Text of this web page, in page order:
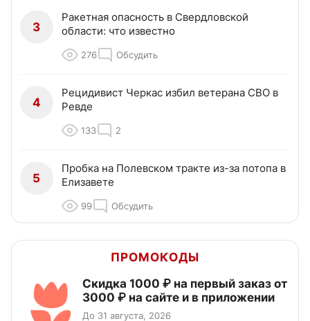
3
Ракетная опасность в Свердловской
области: что известно
276 Обсудить
4
Рецидивист Черкас избил ветерана СВО в
Ревде
133 2
5
Пробка на Полевском тракте из-за потопа в
Елизавете
99 Обсудить
ПРОМОКОДЫ
Скидка 1000 ₽ на первый заказ от
3000 ₽ на сайте и в приложении
До 31 августа, 2026